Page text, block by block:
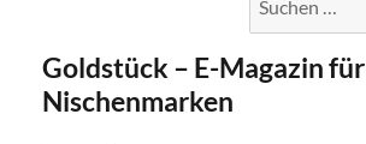
nach:
Goldstück – E-Magazin für
Nischenmarken